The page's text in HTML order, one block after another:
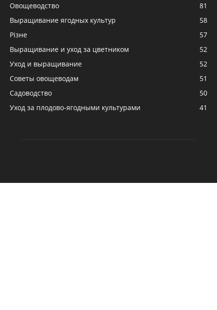
Овощеводство
81
Выращивание ягодных культур
58
Різне
57
Выращивание и уход за цветником
52
Уход и выращивание
52
Советы овощеводам
51
Садоводство
50
Уход за плодово-ягодными культурами
41